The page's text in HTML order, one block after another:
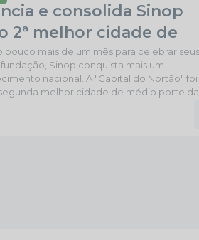
e consolida Sinop
2ª melhor cidade de
porte do Centro-
pouco mais de um mês para celebrar seus
Sinop conquista mais um
nacional. A "Capital do Nortão" foi
melhor cidade de médio porte da